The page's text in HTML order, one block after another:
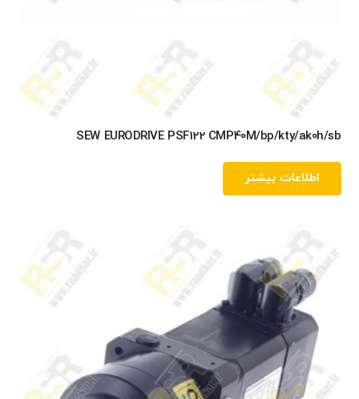
SEW EURODRIVE PSF122 CMP40M/bp/kty/ak0h/sb
اطلاعات بیشتر